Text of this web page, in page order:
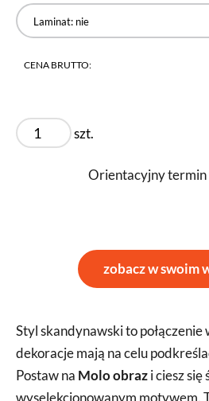
Laminat: nie
CENA BRUTTO:
szt.
Orientacyjny termin
zobacz w swoim
Styl skandynawski to
dekoracje mają na celu
Postaw na Molo obrazi ciesz się
wyselekcjonowanym motywem.